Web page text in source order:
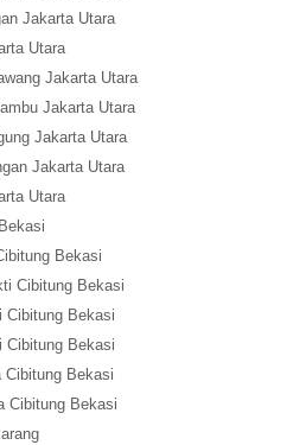
Jakarta Utara
Utara
Jakarta Utara
Jakarta Utara
Jakarta Utara
Jakarta Utara
Utara
Bekasi
Cibitung Bekasi
Cibitung Bekasi
Cibitung Bekasi
Bekasi
Cibitung Bekasi